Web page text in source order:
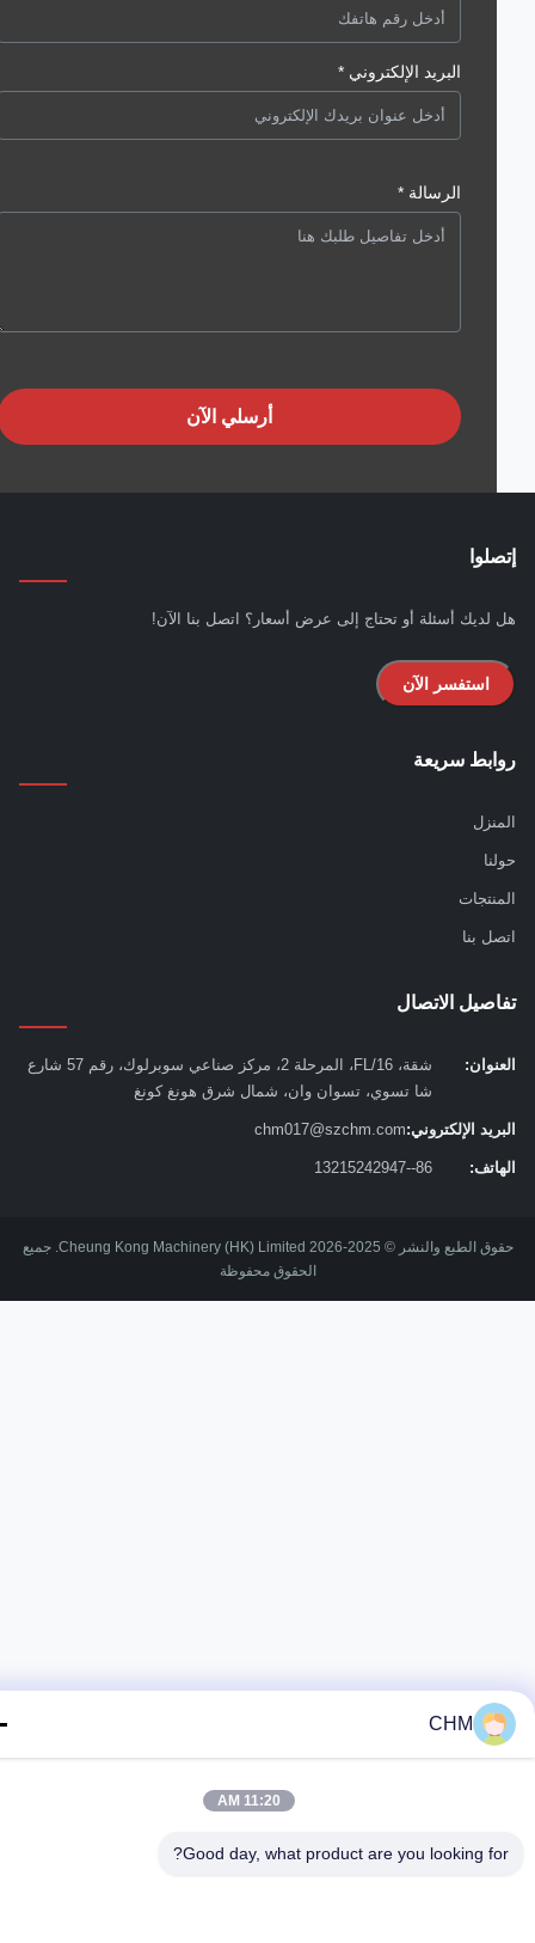
البريد الإلكتروني *
الرسالة *
أرسلي الآن
أسئلة أو تحتاج إلى عرض أسعار؟ اتصل بنا الآن!
استفسر الآن
سريعة
بنا
الاتصال
شقة، 16/FL، المرحلة 2، مركز صناعي سوبرلوك، رقم 57 شارع
شا تسوي، تسوان وان، شمال شرق هونغ كونغ
الإلكتروني:chm017@szchm.com
حقوق الطبع والنشر © 2025-2026 Cheung Kong Machinery (HK) Limited. جميع
الحقوق محفوظة
CHM
11:20 AM
Good day, what product are you looking